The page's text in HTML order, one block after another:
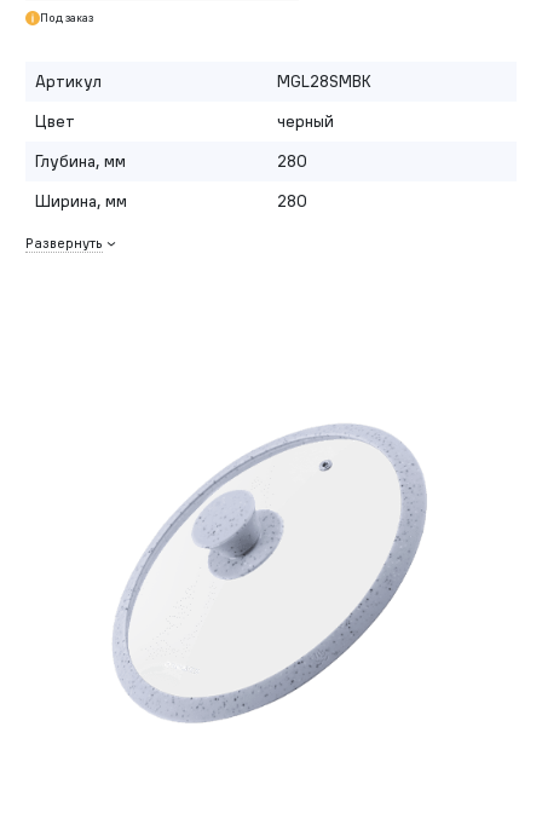
Под заказ
Артикул
MGL28SMBK
Цвет
черный
Глубина, мм
280
Ширина, мм
280
Развернуть